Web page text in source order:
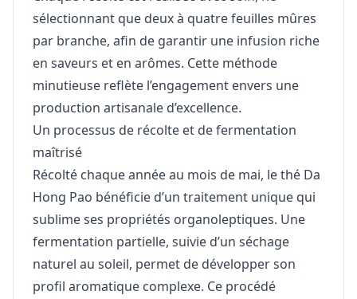
sélectionnant que deux à quatre feuilles mûres
par branche, afin de garantir une infusion riche
en saveurs et en arômes. Cette méthode
minutieuse reflète l’engagement envers une
production artisanale d’excellence.
Un processus de récolte et de fermentation
maîtrisé
Récolté chaque année au mois de mai, le thé Da
Hong Pao bénéficie d’un traitement unique qui
sublime ses propriétés organoleptiques. Une
fermentation partielle, suivie d’un séchage
naturel au soleil, permet de développer son
profil aromatique complexe. Ce procédé